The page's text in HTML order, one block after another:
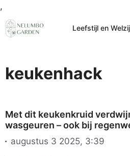
,
naar
de
Leefstijl en
keukenhack
Met dit keukenkruid
wasgeuren – ook bij
augustus 3 2025, 3:39